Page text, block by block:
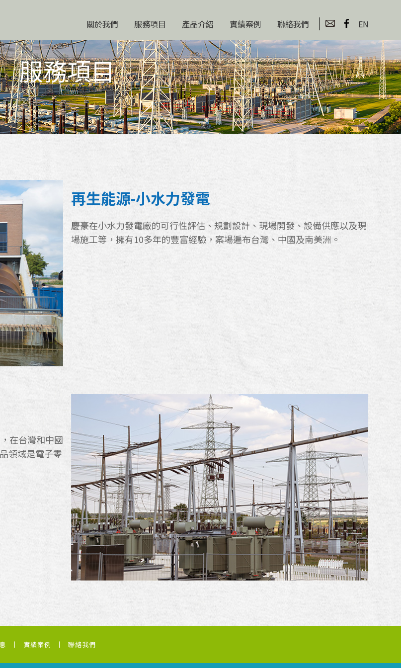
關於我們 服務項目 產品介紹 實績案例 聯絡我們 EN
服務項目
再生能源-小水力發電
慶豪在小水力發電廠的可行性評估、規劃設計、現場開發、設備供應以及現
場施工等，擁有10多年的豐富經驗，案場遍布台灣、中國及南美洲。
在台灣和中國
領域是電子零
實績案例 聯絡我們